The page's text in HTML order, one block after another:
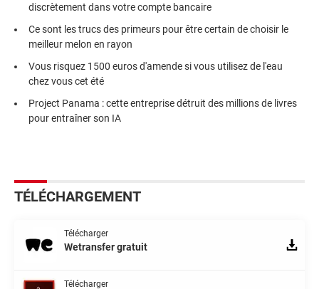
discrètement dans votre compte bancaire
Ce sont les trucs des primeurs pour être certain de choisir le
meilleur melon en rayon
Vous risquez 1500 euros d'amende si vous utilisez de l'eau
chez vous cet été
Project Panama : cette entreprise détruit des millions de livres
pour entraîner son IA
TÉLÉCHARGEMENT
Télécharger
Wetransfer gratuit
Télécharger